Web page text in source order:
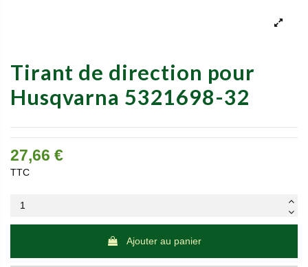
Tirant de direction pour
Husqvarna 5321698-32
27,66 €
TTC
Ajouter au panier